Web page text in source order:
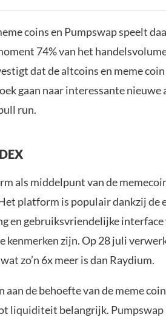
coins en Pumpswap speelt
74% van het
dat de altcoins en meme
gaan naar interessante
run.
als middelpunt van de
platform is populair dankzij de
en gebruiksvriendelijke interface
kenmerken zijn. Op 28 juli
zo’n 6x meer is dan Raydium.
aan de behoefte van de meme
liquiditeit belangrijk. Pumpswap